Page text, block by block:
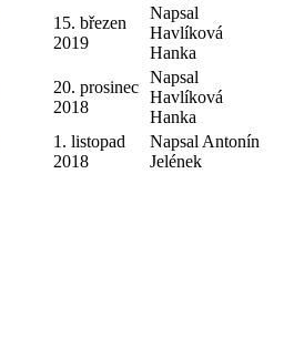
15. březen
2019
Napsal
Havlíková
Hanka
20. prosinec
2018
Napsal
Havlíková
Hanka
1. listopad
2018
Napsal Antonín
Jelének